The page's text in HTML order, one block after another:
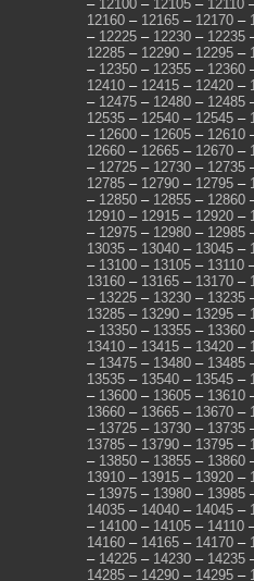
– 12100 – 12105 – 12110
12160 – 12165 – 12170 –
– 12225 – 12230 – 12235
12285 – 12290 – 12295 –
– 12350 – 12355 – 12360
12410 – 12415 – 12420 –
– 12475 – 12480 – 12485
12535 – 12540 – 12545 –
– 12600 – 12605 – 12610
12660 – 12665 – 12670 –
– 12725 – 12730 – 12735
12785 – 12790 – 12795 –
– 12850 – 12855 – 12860
12910 – 12915 – 12920 –
– 12975 – 12980 – 12985
13035 – 13040 – 13045 –
– 13100 – 13105 – 13110
13160 – 13165 – 13170 –
– 13225 – 13230 – 13235
13285 – 13290 – 13295 –
– 13350 – 13355 – 13360
13410 – 13415 – 13420 –
– 13475 – 13480 – 13485
13535 – 13540 – 13545 –
– 13600 – 13605 – 13610
13660 – 13665 – 13670 –
– 13725 – 13730 – 13735
13785 – 13790 – 13795 –
– 13850 – 13855 – 13860
13910 – 13915 – 13920 –
– 13975 – 13980 – 13985
14035 – 14040 – 14045 –
– 14100 – 14105 – 14110
14160 – 14165 – 14170 –
– 14225 – 14230 – 14235
14285 – 14290 – 14295 –